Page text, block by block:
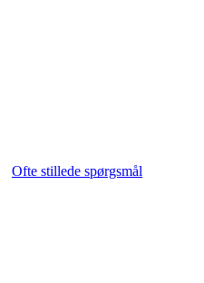
Ofte stillede spørgsmål